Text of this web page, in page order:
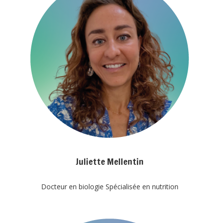
Juliette Mellentin
Docteur en biologie Spécialisée en nutrition